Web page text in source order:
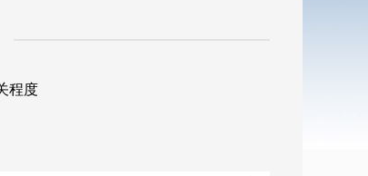
程度